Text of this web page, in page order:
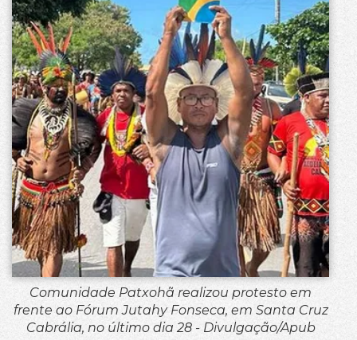
Comunidade Patxohã realizou protesto em
frente ao Fórum Jutahy Fonseca, em Santa Cruz
Cabrália, no último dia 28 - Divulgação/Apub